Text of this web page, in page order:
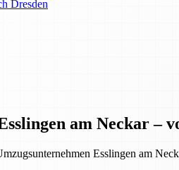
Dresden
am Neckar –
Esslingen am